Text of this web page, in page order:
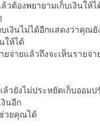
วต้องพยายามเก็บเงินให้
เงินไม่ได้อีกแสดงว่าคุณยั
ให้ได้
จ่ายแล้วถึงจะเห็นรายจ่า
วยังไม่ประหยัดเก็บออมป
นอีก
วยคุณได้